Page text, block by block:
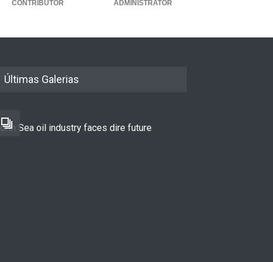
CONTRIBUTOR ADMINISTRATOR
Últimas Galerias
Sea oil industry faces dire future